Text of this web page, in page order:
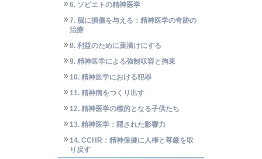
6. ソビエトの精神医学
7. 脳に損傷を与える：精神医学の奇跡の
治療
8. 利益のために薬漬けにする
9. 精神医学による強制収容と拘束
10. 精神医学における犯罪
11. 精神病をつくり出す
12. 精神医学の標的となる子供たち
13. 精神医学：隠された影響力
14. CCHR：精神保健に人権と尊厳を取
り戻す